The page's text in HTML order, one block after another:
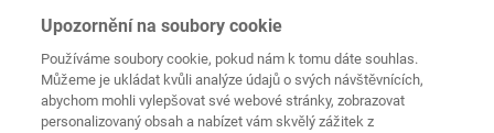
Domovská
stránka Kontakt Tiráž
Ochrana
osobních
Upozornění na soubory cookie
Používáme soubory cookie, pokud nám k tomu dáte souhlas.
Můžeme je ukládat kvůli analýze údajů o svých návštěvnících,
abychom mohli vylepšovat své webové stránky, zobrazovat
personalizovaný obsah a nabízet vám skvělý zážitek z